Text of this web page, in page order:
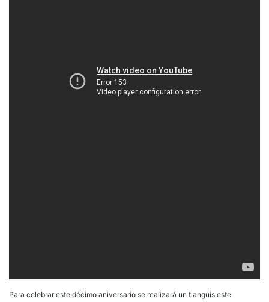
Para celebrar este décimo aniversario se realizará un tianguis este